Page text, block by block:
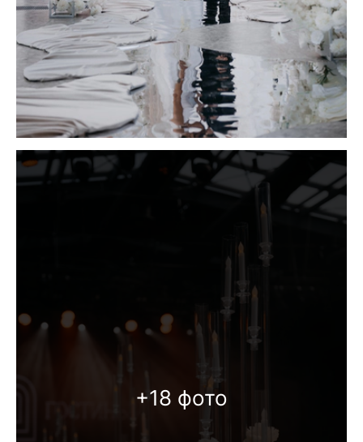
+18 фото